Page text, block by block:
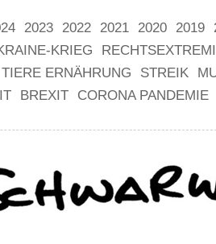
2023 2022 2021 2020 2019
KRIEG
TIERE ERNÄHRUNG STREIK
BREXIT
CORONA PANDEMIE